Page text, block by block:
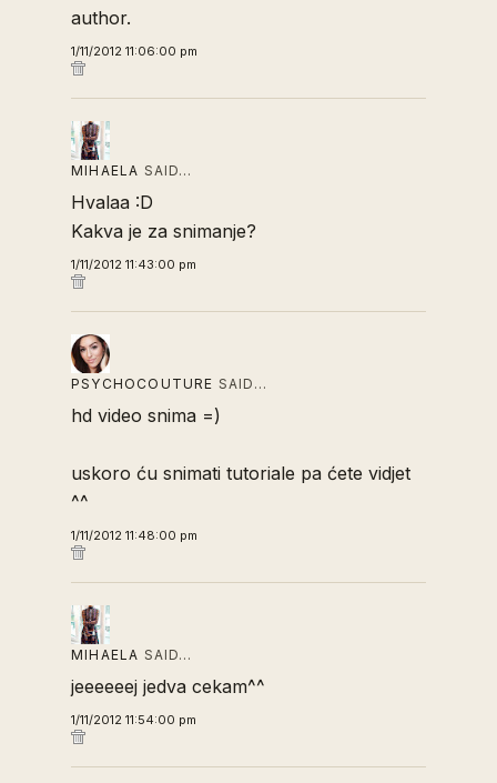
author.
1/11/2012 11:06:00 pm
MIHAELA SAID…
Hvalaa :D
Kakva je za snimanje?
1/11/2012 11:43:00 pm
PSYCHOCOUTURE SAID…
hd video snima =)
uskoro ću snimati tutoriale pa ćete vidjet
^^
1/11/2012 11:48:00 pm
MIHAELA SAID…
jeeeeeej jedva cekam^^
1/11/2012 11:54:00 pm